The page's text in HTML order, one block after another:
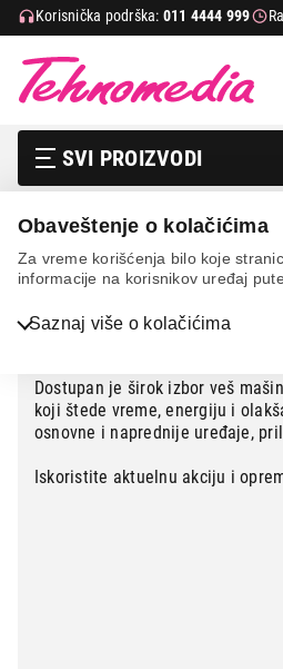
Obaveštenje o kolačićima
Za vreme korišćenja bilo koje
informacije na korisnikov uređaj
Saznaj više o kolačićima
Korisnička podrška: 011 4444 999
SVI PROIZVODI
TV, audio, video i foto
IT & Gaming
Mobilni telefoni i tableti
Sve za veš
Povoljne veš
Dostupan je širok izbor veš
koji štede vreme, energiju i
osnovne i naprednije uređaje,
Iskoristite aktuelnu akciju i